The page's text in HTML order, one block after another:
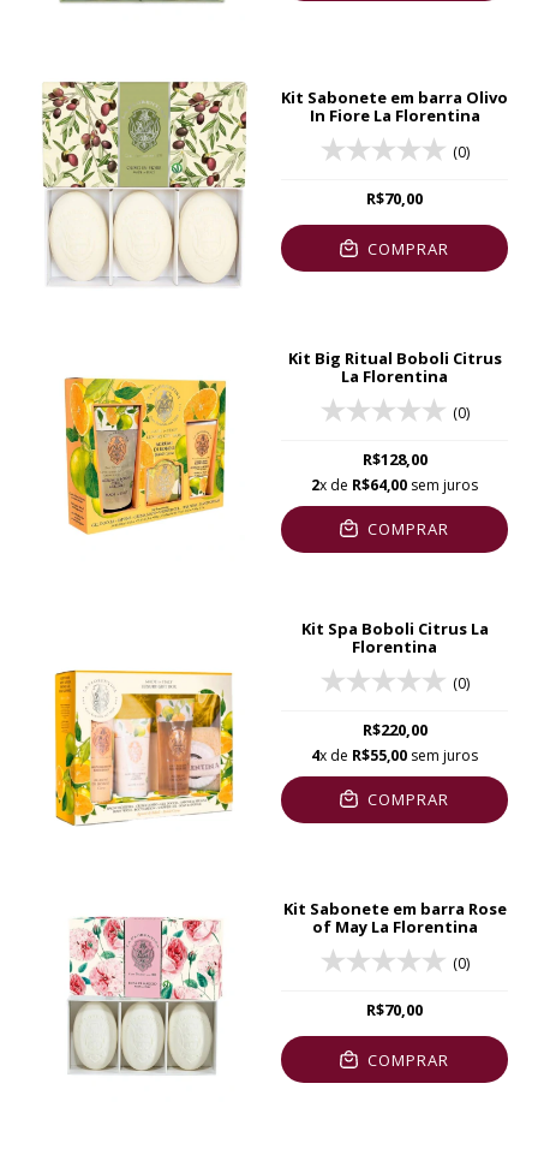
Kit Sabonete em barra Olivo
In Fiore La Florentina
(0)
R$70,00
COMPRAR
Kit Big Ritual Boboli Citrus
La Florentina
(0)
R$128,00
2x de R$64,00 sem juros
COMPRAR
Kit Spa Boboli Citrus La
Florentina
(0)
R$220,00
4x de R$55,00 sem juros
COMPRAR
Kit Sabonete em barra Rose
of May La Florentina
(0)
R$70,00
COMPRAR